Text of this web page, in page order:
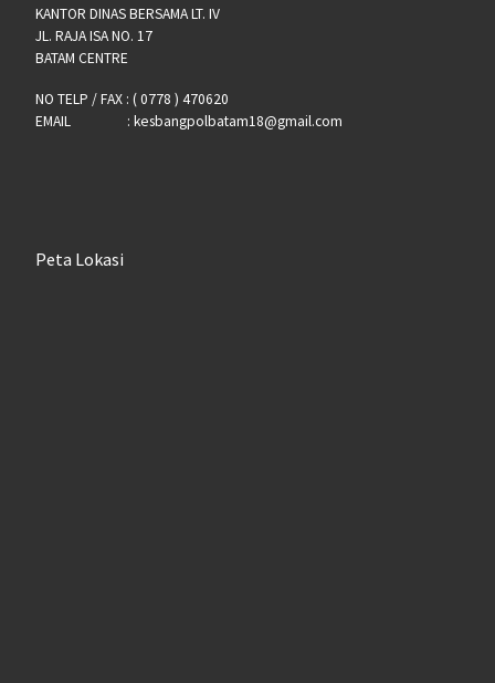
KANTOR DINAS BERSAMA LT. IV
JL. RAJA ISA NO. 17
BATAM CENTRE
NO TELP / FAX : ( 0778 ) 470620
EMAIL : kesbangpolbatam18@gmail.com
Peta Lokasi